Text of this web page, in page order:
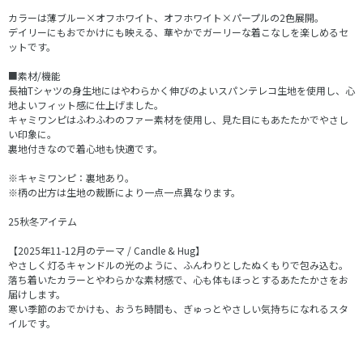
カラーは薄ブルー×オフホワイト、オフホワイト×パープルの2色展開。
デイリーにもおでかけにも映える、華やかでガーリーな着こなしを楽しめるセ
ットです。
■素材/機能
長袖Tシャツの身生地にはやわらかく伸びのよいスパンテレコ生地を使用し、心
地よいフィット感に仕上げました。
キャミワンピはふわふわのファー素材を使用し、見た目にもあたたかでやさし
い印象に。
裏地付きなので着心地も快適です。
※キャミワンピ：裏地あり。
※柄の出方は生地の裁断により一点一点異なります。
25秋冬アイテム
【2025年11-12月のテーマ / Candle & Hug】
やさしく灯るキャンドルの光のように、ふんわりとしたぬくもりで包み込む。
落ち着いたカラーとやわらかな素材感で、心も体もほっとするあたたかさをお
届けします。
寒い季節のおでかけも、おうち時間も、ぎゅっとやさしい気持ちになれるスタ
イルです。